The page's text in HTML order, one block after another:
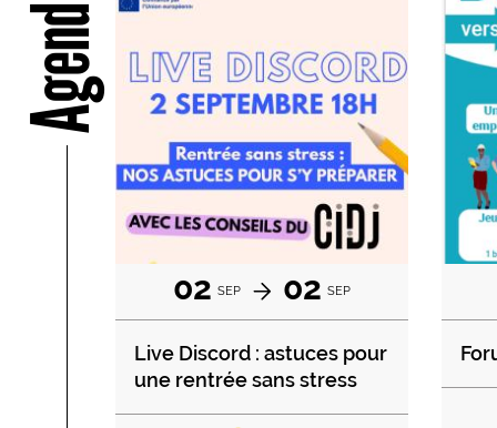
Agenda
02 SEP 02 SEP
Live Discord : astuces pour
une rentrée sans stress